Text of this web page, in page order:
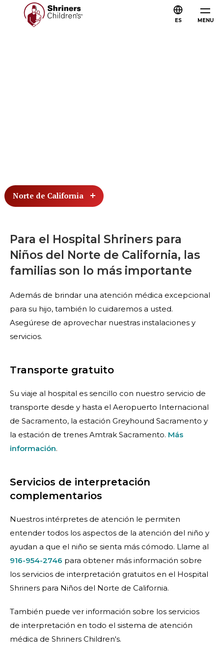
MENU
ES
Norte de California
Para el Hospital Shriners para
Niños del Norte de California, las
familias son lo más importante
Además de brindar una atención médica excepcional
para su hijo, también lo cuidaremos a usted.
Asegúrese de aprovechar nuestras instalaciones y
servicios.
Transporte gratuito
Su viaje al hospital es sencillo con nuestro servicio de
transporte desde y hasta el Aeropuerto Internacional
de Sacramento, la estación Greyhound Sacramento y
la estación de trenes Amtrak Sacramento. Más
información.
Servicios de interpretación
complementarios
Nuestros intérpretes de atención le permiten
entender todos los aspectos de la atención del niño y
ayudan a que el niño se sienta más cómodo. Llame al
916-954-2746 para obtener más información sobre
los servicios de interpretación gratuitos en el Hospital
Shriners para Niños del Norte de California.
También puede ver información sobre los servicios
de interpretación en todo el sistema de atención
médica de Shriners Children's.